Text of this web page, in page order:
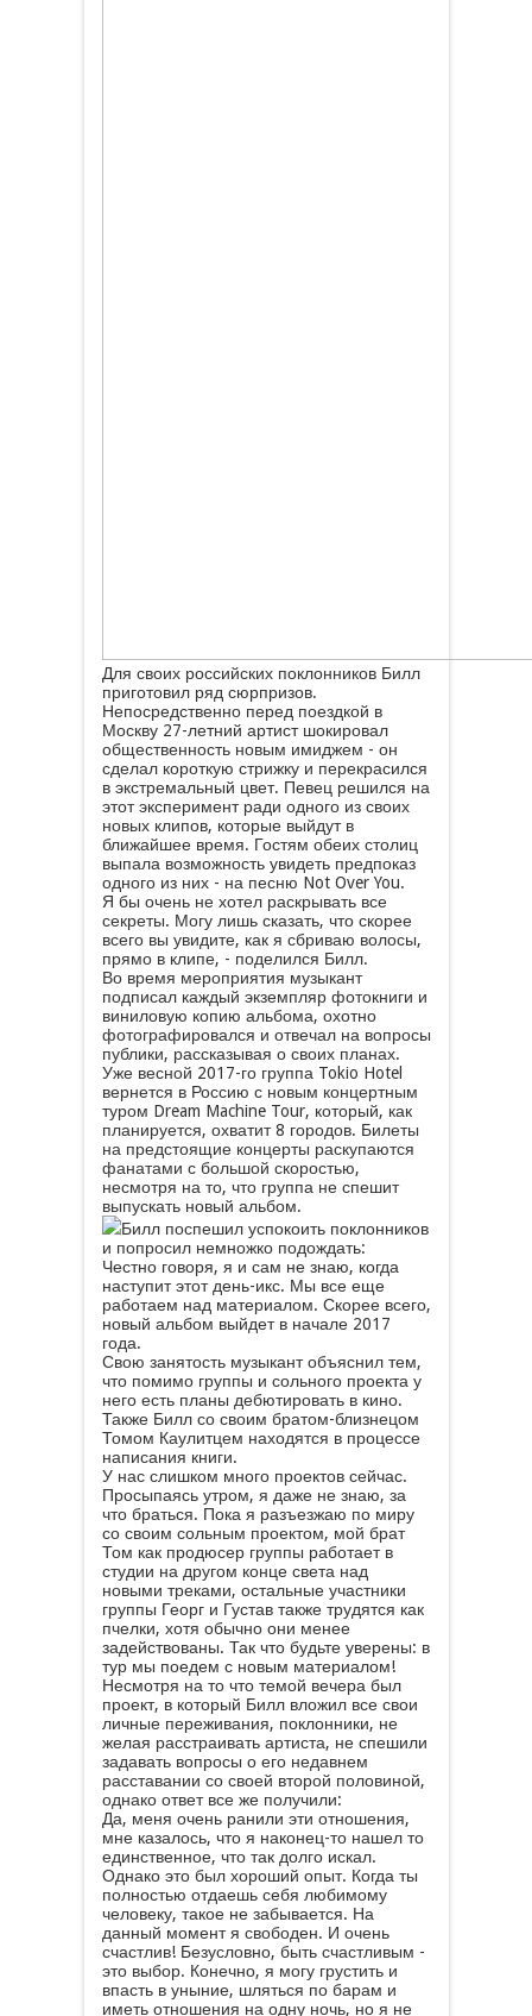
Для своих российских поклонников Билл
приготовил ряд сюрпризов.
Непосредственно перед поездкой в
Москву 27-летний артист шокировал
общественность новым имиджем - он
сделал короткую стрижку и перекрасился
в экстремальный цвет. Певец решился на
этот эксперимент ради одного из своих
новых клипов, которые выйдут в
ближайшее время. Гостям обеих столиц
выпала возможность увидеть предпоказ
одного из них - на песню Not Over You.
Я бы очень не хотел раскрывать все
секреты. Могу лишь сказать, что скорее
всего вы увидите, как я сбриваю волосы,
прямо в клипе, - поделился Билл.
Во время мероприятия музыкант
подписал каждый экземпляр фотокниги и
виниловую копию альбома, охотно
фотографировался и отвечал на вопросы
публики, рассказывая о своих планах.
Уже весной 2017-го группа Tokio Hotel
вернется в Россию с новым концертным
туром Dream Machine Tour, который, как
планируется, охватит 8 городов. Билеты
на предстоящие концерты раскупаются
фанатами с большой скоростью,
несмотря на то, что группа не спешит
выпускать новый альбом.
Билл поспешил успокоить поклонников
и попросил немножко подождать:
Честно говоря, я и сам не знаю, когда
наступит этот день-икс. Мы все еще
работаем над материалом. Скорее всего,
новый альбом выйдет в начале 2017
года.
Свою занятость музыкант объяснил тем,
что помимо группы и сольного проекта у
него есть планы дебютировать в кино.
Также Билл со своим братом-близнецом
Томом Каулитцем находятся в процессе
написания книги.
У нас слишком много проектов сейчас.
Просыпаясь утром, я даже не знаю, за
что браться. Пока я разъезжаю по миру
со своим сольным проектом, мой брат
Том как продюсер группы работает в
студии на другом конце света над
новыми треками, остальные участники
группы Георг и Густав также трудятся как
пчелки, хотя обычно они менее
задействованы. Так что будьте уверены: в
тур мы поедем с новым материалом!
Несмотря на то что темой вечера был
проект, в который Билл вложил все свои
личные переживания, поклонники, не
желая расстраивать артиста, не спешили
задавать вопросы о его недавнем
расставании со своей второй половиной,
однако ответ все же получили:
Да, меня очень ранили эти отношения,
мне казалось, что я наконец-то нашел то
единственное, что так долго искал.
Однако это был хороший опыт. Когда ты
полностью отдаешь себя любимому
человеку, такое не забывается. На
данный момент я свободен. И очень
счастлив! Безусловно, быть счастливым -
это выбор. Конечно, я могу грустить и
впасть в уныние, шляться по барам и
иметь отношения на одну ночь, но я не